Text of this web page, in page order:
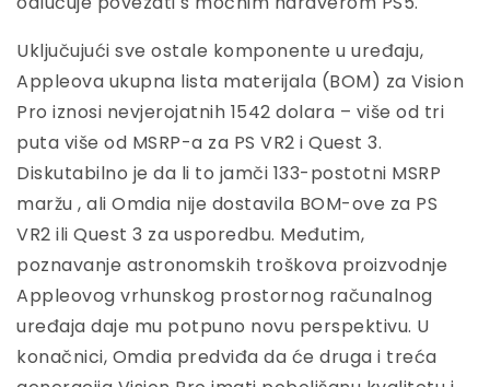
Uključujući sve ostale komponente u uređaju,
Appleova ukupna lista materijala (BOM) za Vision
Pro iznosi nevjerojatnih 1542 dolara – više od tri
puta više od MSRP-a za PS VR2 i Quest 3.
Diskutabilno je da li to jamči 133-postotni MSRP
maržu , ali Omdia nije dostavila BOM-ove za PS
VR2 ili Quest 3 za usporedbu. Međutim,
poznavanje astronomskih troškova proizvodnje
Appleovog vrhunskog prostornog računalnog
uređaja daje mu potpuno novu perspektivu. U
konačnici, Omdia predviđa da će druga i treća